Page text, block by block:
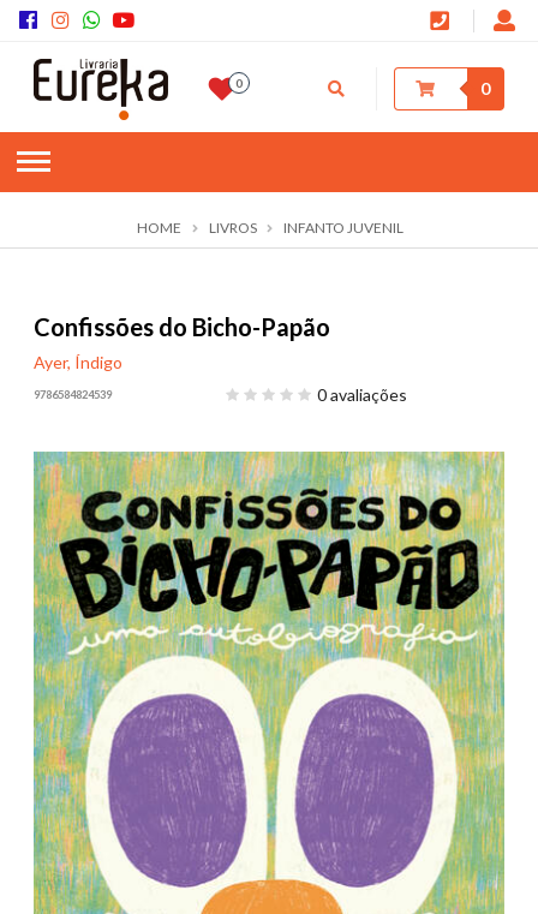
0 0
HOME LIVROS INFANTO JUVENIL
Confissões do Bicho-Papão
Ayer, Índigo
9786584824539 0 avaliações